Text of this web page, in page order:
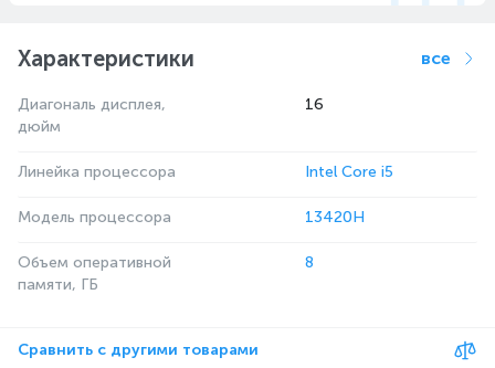
Характеристики все
Диагональ дисплея,
дюйм
16
Линейка процессора Intel Core i5
Модель процессора 13420H
Объем оперативной
памяти, ГБ
8
Сравнить с другими товарами